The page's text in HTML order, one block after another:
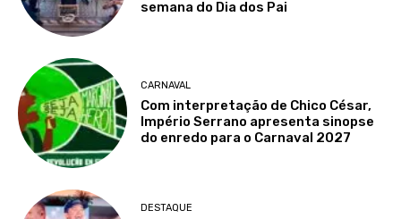
semana do Dia dos Pai
CARNAVAL
Com interpretação de Chico César,
Império Serrano apresenta sinopse
do enredo para o Carnaval 2027
DESTAQUE